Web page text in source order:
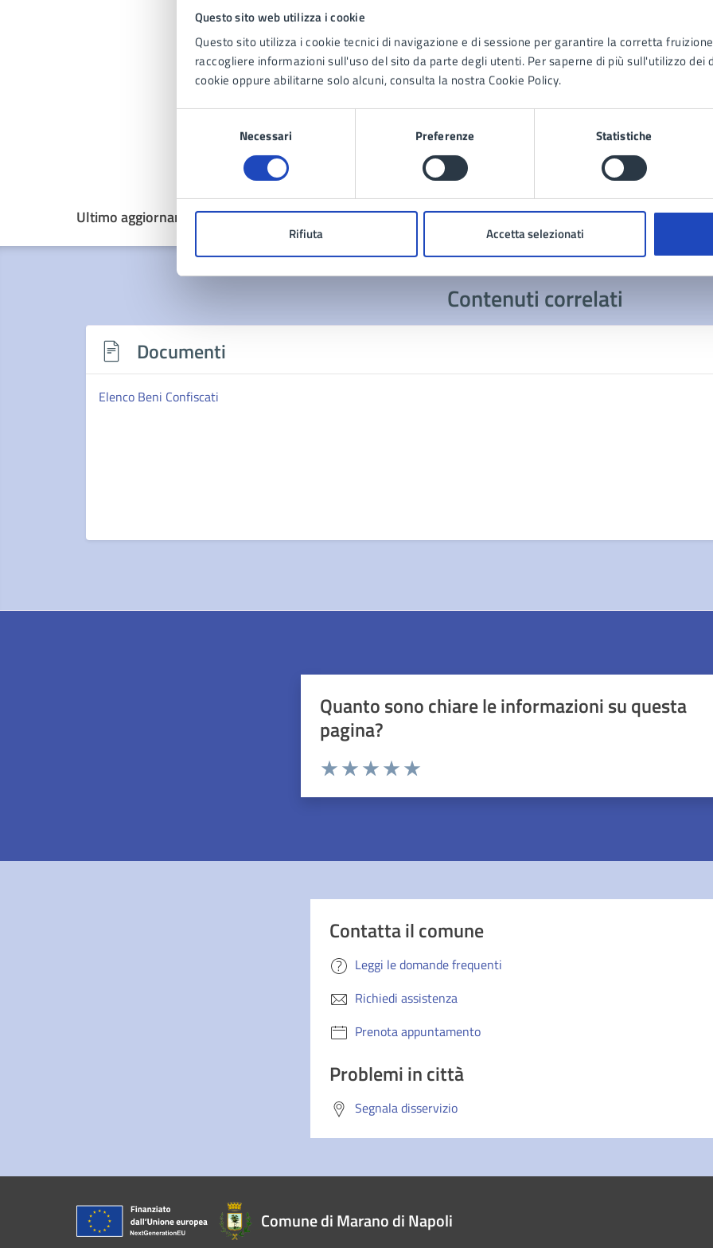
Questo sito web utilizza i cookie
Questo sito utilizza i cookie tecnici di navigazione e di sessione per garantire la corretta
raccogliere informazioni sull'uso del sito da parte degli utenti. Per saperne di più sull'utilizzo dei
cookie oppure abilitarne solo alcuni, consulta la nostra Cookie Policy.
Necessari Preferenze Statistiche
Rifiuta Accetta selezionati
Commissione Straordinaria
Via Nuvoletta, 80016
Ultimo aggiornamento:05/06/2026, 13:36
Contenuti correlati
Documenti
Elenco Beni Confiscati
Quanto sono chiare le informazioni su questa
pagina?
Contatta il comune
Leggi le domande frequenti
Richiedi assistenza
Prenota appuntamento
Problemi in città
Segnala disservizio
Comune di Marano di Napoli